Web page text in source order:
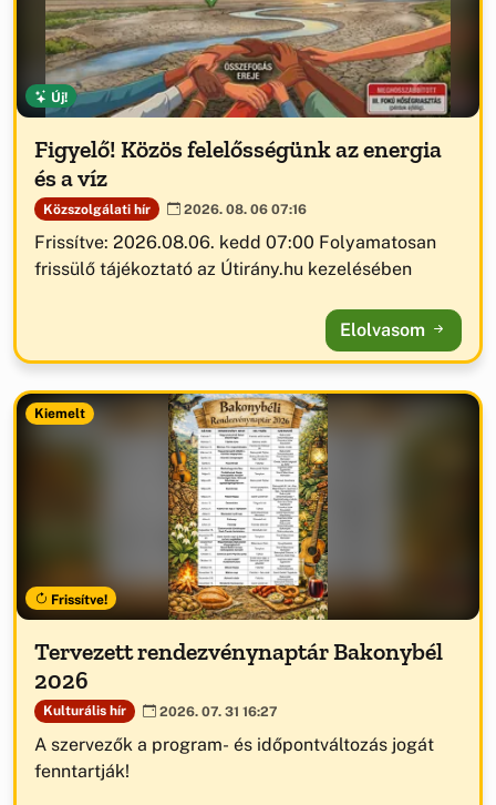
Új!
Figyelő! Közös felelősségünk az energia
és a víz
Közszolgálati hír 2026. 08. 06 07:16
Frissítve: 2026.08.06. kedd 07:00 Folyamatosan
frissülő tájékoztató az Útirány.hu kezelésében
Elolvasom
Kiemelt
Frissítve!
Tervezett rendezvénynaptár Bakonybél
2026
Kulturális hír 2026. 07. 31 16:27
A szervezők a program- és időpontváltozás jogát
fenntartják!